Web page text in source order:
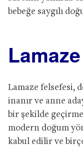
bebeğe saygılı
Lamaze felsefesi,
inanır ve anne
bir şekilde
modern doğum
kabul edilir ve